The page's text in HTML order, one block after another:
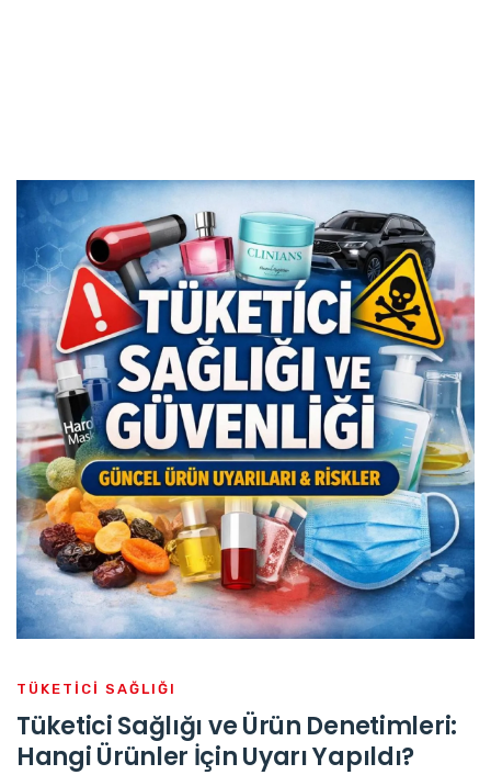
TÜKETICI SAĞLIĞI
Tüketici Sağlığı ve Ürün Denetimleri:
Hangi Ürünler İçin Uyarı Yapıldı?